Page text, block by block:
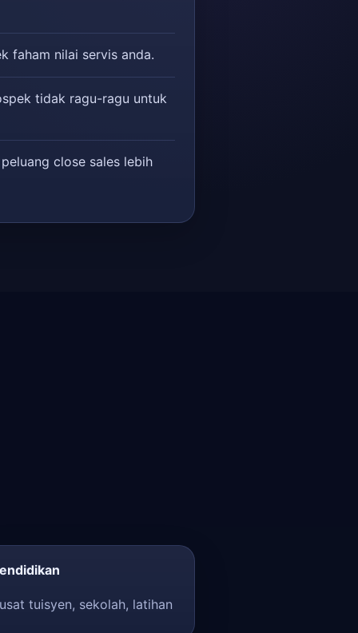
faham nilai servis anda.
tidak ragu-ragu untuk
close sales lebih
tuisyen, sekolah, latihan